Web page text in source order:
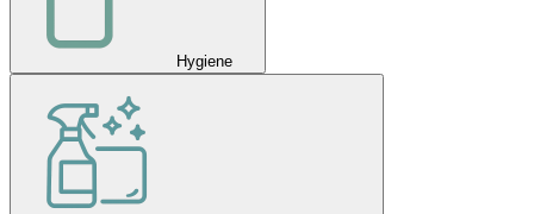
Hygiene